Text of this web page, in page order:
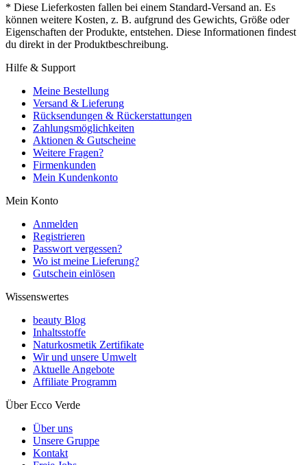
* Diese Lieferkosten fallen bei einem Standard-Versand an. Es
können weitere Kosten, z. B. aufgrund des Gewichts, Größe oder
Eigenschaften der Produkte, entstehen. Diese Informationen findest
du direkt in der Produktbeschreibung.
Hilfe & Support
Meine Bestellung
Versand & Lieferung
Rücksendungen & Rückerstattungen
Zahlungsmöglichkeiten
Aktionen & Gutscheine
Weitere Fragen?
Firmenkunden
Mein Kundenkonto
Mein Konto
Anmelden
Registrieren
Passwort vergessen?
Wo ist meine Lieferung?
Gutschein einlösen
Wissenswertes
beauty Blog
Inhaltsstoffe
Naturkosmetik Zertifikate
Wir und unsere Umwelt
Aktuelle Angebote
Affiliate Programm
Über Ecco Verde
Über uns
Unsere Gruppe
Kontakt